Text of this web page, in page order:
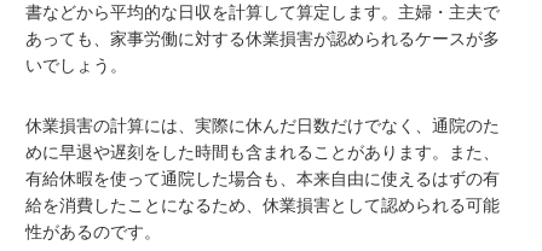
書などから平均的な日収を計算して算定します。主婦・主夫で
あっても、家事労働に対する休業損害が認められるケースが多
いでしょう。
休業損害の計算には、実際に休んだ日数だけでなく、通院のた
めに早退や遅刻をした時間も含まれることがあります。また、
有給休暇を使って通院した場合も、本来自由に使えるはずの有
給を消費したことになるため、休業損害として認められる可能
性があるのです。